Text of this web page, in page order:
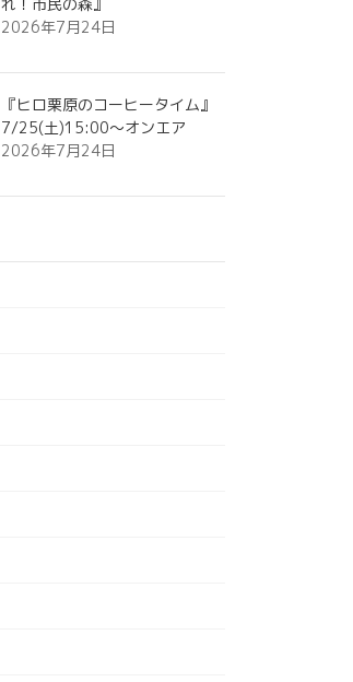
2026年7月24日
『ヒロ栗原のコーヒータイム』
7/25(土)15:00～オンエア
2026年7月24日